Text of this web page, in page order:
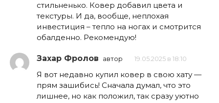
стильненько. Ковер добавил цвета и
текстуры. И да, вообще, неплохая
инвестиция – тепло на ногах и смотрится
обалденно. Рекомендую!
Захар Фролов автор 19.05.2025 в 18:10
Я вот недавно купил ковер в свою хату —
прям зашибись! Сначала думал, что это
лишнее, но как положил, так сразу уютно